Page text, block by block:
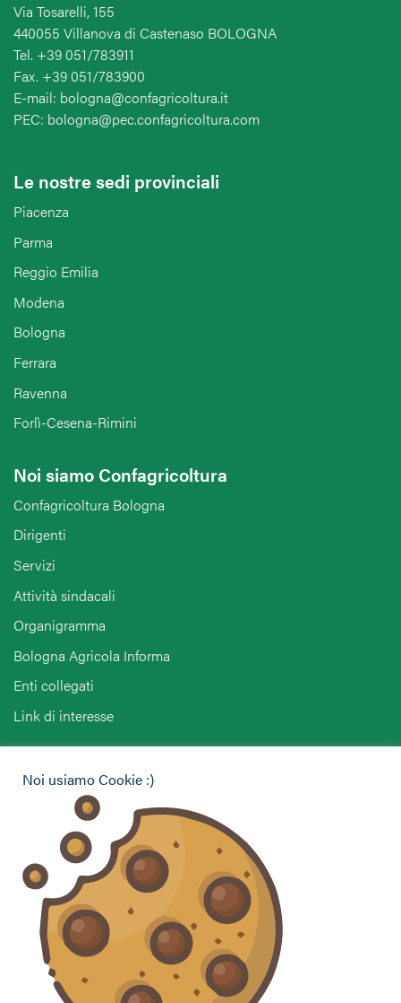
Via Tosarelli, 155
440055 Villanova di Castenaso BOLOGNA
Tel. +39 051/783911
Fax. +39 051/783900
E-mail: bologna@confagricoltura.it
PEC: bologna@pec.confagricoltura.com
Le nostre sedi provinciali
Piacenza
Parma
Reggio Emilia
Modena
Bologna
Ferrara
Ravenna
Forlì-Cesena-Rimini
Noi siamo Confagricoltura
Confagricoltura Bologna
Dirigenti
Servizi
Attività sindacali
Organigramma
Bologna Agricola Informa
Enti collegati
Link di interesse
Vuoi contattarci per ricevere assistenza, lasciare un
commento o chiedere informazioni?
CONTATTACI
Seguici sui social
Noi usiamo Cookie :)